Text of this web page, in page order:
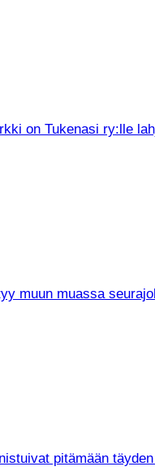
on Tukenasi ry:lle
muun muassa
pitämään